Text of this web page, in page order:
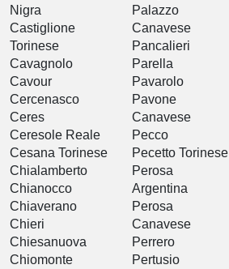
Nigra
Castiglione
Torinese
Cavagnolo
Cavour
Cercenasco
Ceres
Ceresole Reale
Cesana Torinese
Chialamberto
Chianocco
Chiaverano
Chieri
Chiesanuova
Chiomonte
Palazzo
Canavese
Pancalieri
Parella
Pavarolo
Pavone
Canavese
Pecco
Pecetto Torinese
Perosa
Argentina
Perosa
Canavese
Perrero
Pertusio